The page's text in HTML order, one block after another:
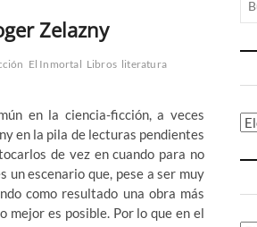
Zelazny
El Inmortal Libros literatura
en la ciencia-ficción, a veces
en la pila de lecturas pendientes
de vez en cuando para no
un escenario que, pese a ser muy
como resultado una obra más
mejor es posible. Por lo que en el